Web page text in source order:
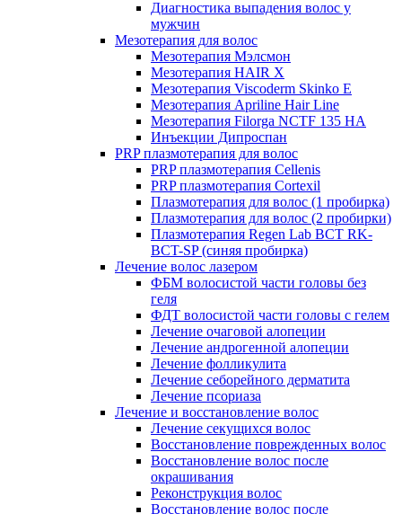
Диагностика выпадения волос у
мужчин
Мезотерапия для волос
Мезотерапия Мэлсмон
Мезотерапия HAIR X
Мезотерапия Viscoderm Skinko E
Мезотерапия Apriline Hair Line
Мезотерапия Filorga NCTF 135 HA
Инъекции Дипроспан
PRP плазмотерапия для волос
PRP плазмотерапия Cellenis
PRP плазмотерапия Cortexil
Плазмотерапия для волос (1 пробирка)
Плазмотерапия для волос (2 пробирки)
Плазмотерапия Regen Lab BCT RK-
BCT-SP (синяя пробирка)
Лечение волос лазером
ФБМ волосистой части головы без
геля
ФДТ волосистой части головы с гелем
Лечение очаговой алопеции
Лечение андрогенной алопеции
Лечение фолликулита
Лечение себорейного дерматита
Лечение псориаза
Лечение и восстановление волос
Лечение секущихся волос
Восстановление поврежденных волос
Восстановление волос после
окрашивания
Реконструкция волос
Восстановление волос после